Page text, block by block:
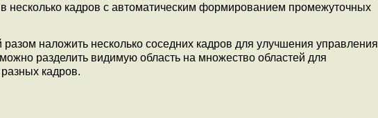
несколько кадров с автоматическим формированием промежуточных
наложить несколько соседних кадров для улучшения управления
разделить видимую область на множество областей для
кадров.